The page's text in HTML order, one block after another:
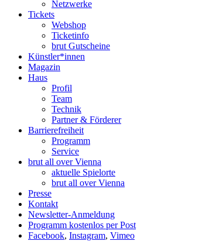
Netzwerke
Tickets
Webshop
Ticketinfo
brut Gutscheine
Künstler*innen
Magazin
Haus
Profil
Team
Technik
Partner & Förderer
Barrierefreiheit
Programm
Service
brut all over Vienna
aktuelle Spielorte
brut all over Vienna
Presse
Kontakt
Newsletter-Anmeldung
Programm kostenlos per Post
Facebook, Instagram, Vimeo